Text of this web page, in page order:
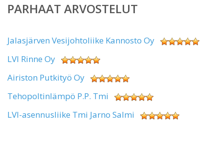
PARHAAT ARVOSTELUT
Jalasjärven Vesijohtoliike Kannosto Oy
LVI Rinne Oy
Airiston Putkityö Oy
Tehopoltinlämpö P.P. Tmi
LVI-asennusliike Tmi Jarno Salmi